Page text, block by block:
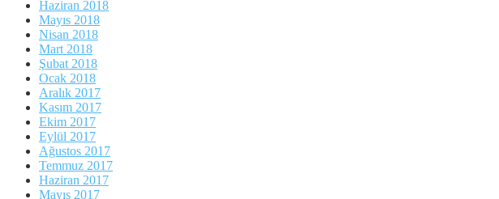
Haziran 2018
Mayıs 2018
Nisan 2018
Mart 2018
Şubat 2018
Ocak 2018
Aralık 2017
Kasım 2017
Ekim 2017
Eylül 2017
Ağustos 2017
Temmuz 2017
Haziran 2017
Mayıs 2017